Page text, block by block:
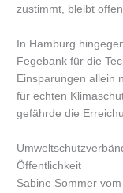
zustimmt, bleibt offen.
In Hamburg
Fegebank für die
Einsparungen allein
für echten
gefährde die
Öffentlichkeit
Sabine Sommer